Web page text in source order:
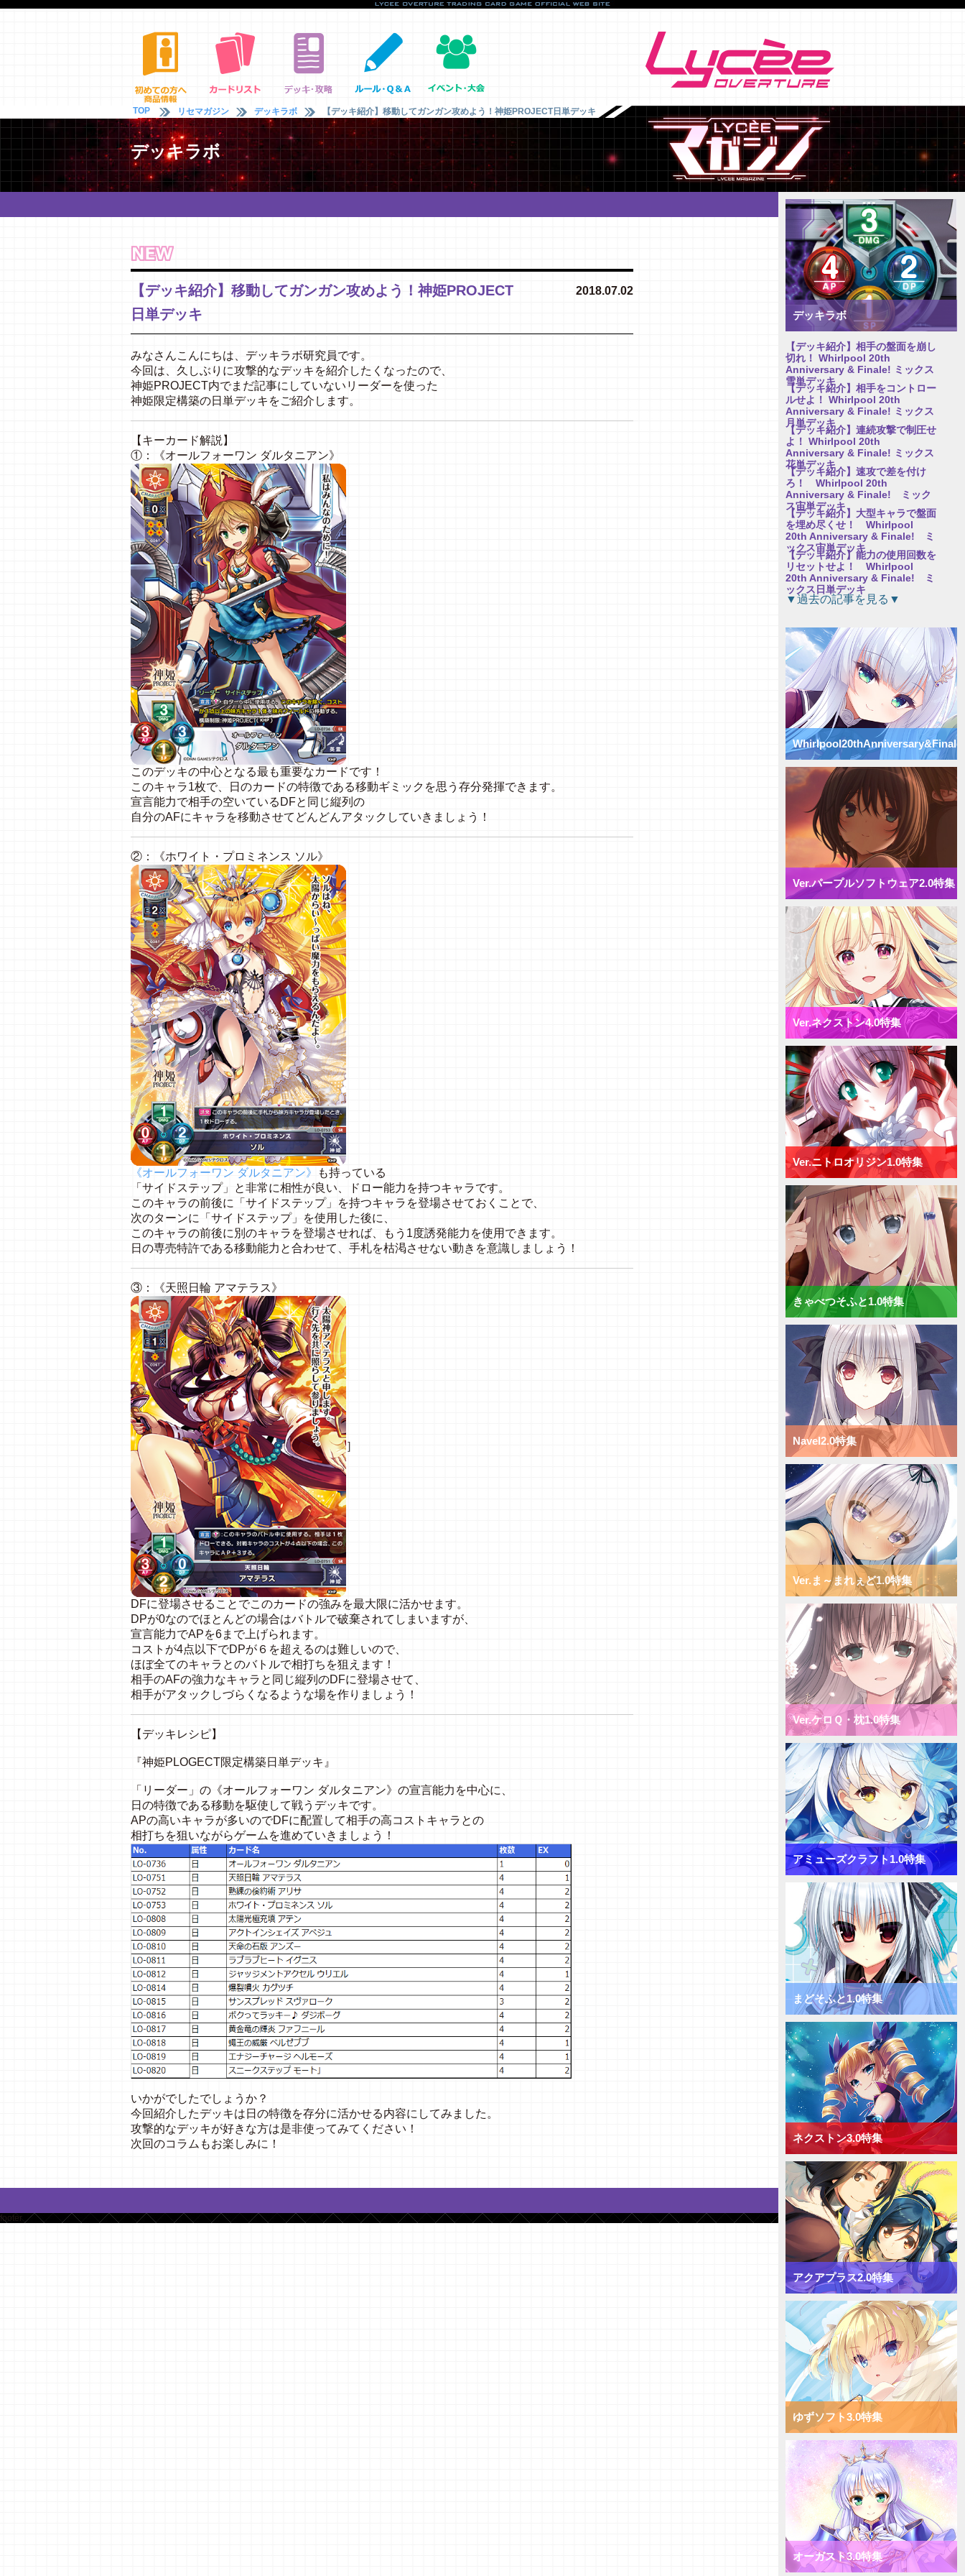
TOP リセマガジン デッキラボ 【デッキ紹介】移動してガンガン攻めよう！神姫PROJECT日単デッキ
デッキラボ
デッキラボ
【デッキ紹介】相手の盤面を崩し
切れ！ Whirlpool 20th
Anniversary & Finale! ミックス
雪単デッキ
【デッキ紹介】相手をコントロー
ルせよ！ Whirlpool 20th
Anniversary & Finale! ミックス
月単デッキ
【デッキ紹介】連続攻撃で制圧せ
よ！ Whirlpool 20th
Anniversary & Finale! ミックス
花単デッキ
【デッキ紹介】速攻で差を付け
ろ！ Whirlpool 20th
Anniversary & Finale! ミック
ス宙単デッキ
【デッキ紹介】大型キャラで盤面
を埋め尽くせ！ Whirlpool
20th Anniversary & Finale! ミ
ックス宙単デッキ
【デッキ紹介】能力の使用回数を
リセットせよ！ Whirlpool
20th Anniversary & Finale! ミ
ックス日単デッキ
【研究員イチオシカード紹介
Vol.76】パープルソフトウェア
【研究員イチオシカード紹介
Vol.75】パープルソフトウェア
2.0【初心者向け】
【研究員イチオシカード紹介
Vol.74】パープルソフトウェア
2.0【初心者向け】
【研究員イチオシカード紹介
Vol.73】パープルソフトウェア
2.0【初心者向け】
【研究員イチオシカード紹介
Vol.72】パープルソフトウェア
2.0【初心者向け】
【デッキ紹介】 様々な除去を駆
使して盤面崩壊！ パープルソフ
トウェア2.0 ミックス雪単デッ
キ
【デッキ紹介】妨害と弱体化で動
きを制限せよ！ パープルソフト
ウェア2.0 ミックス月単デッキ
【デッキ紹介】 エリア多投で全
体強化！ パープルソフトウェア
2.0 ミックス花単デッキ
【デッキ紹介】 アイテム強化で
攻防一体！ パープルソフトウェ
ア2.0 ミックス宙単デッキ
【デッキ紹介】相打ち戦法でガン
ガン攻めろ！ パープルソフトウ
ェア2.0 ミックス日単デッキ
【研究員イチオシカード紹介
Vol.72】ネクストン4.0【初心者
向け】
【研究員イチオシカード紹介
Vol.71】ネクストン4.0【初心者
向け】
【デッキ紹介】AP強化と連続攻
撃で決めろ！ ネクストン4.0 ミ
ックス日単デッキ
【デッキ紹介】手札宣言能力で牽
制せよ！ ネクストン4.0 ミッ
クス宙単デッキ
【デッキ紹介】行動制限と速攻で
勝負を決めろ！ ネクストン
4.0 ミックス花単デッキ
【デッキ紹介】２種類の新エリア
を使い分けろ！ ネクストン4.0
ミックス月単デッキ
【デッキ紹介】[T]能力を活かし
て、バトルを制せ！ ネクストン
4.0 ミックス雪単デッキ
【研究員イチオシカード紹介
Vol.70】ニトロオリジン1.0【初
心者向け】
【研究員イチオシカード紹介
Vol.69】ニトロオリジン1.0【初
心者向け】
【研究員イチオシカード紹介
Vol.68】ニトロオリジン1.0【初
心者向け】
【研究員イチオシカード紹介
Vol.67】ニトロオリジン1.0【初
心者向け】
【研究員イチオシカード紹介
Vol.66】ニトロオリジン1.0【初
心者向け】
【デッキ紹介】小型キャラを全体
強化！ ニトロオリジン1.0 ミッ
クス日単デッキ
【デッキ紹介】超大型キャラで蹂
躙せよ！ ニトロオリジン1.0 ミ
ックス宙単デッキ
【デッキ紹介】サポートと移動で
攻め続けろ！ ニトロオリジン
1.0 ミックス花単デッキ
【デッキ紹介】超大型キャラへコ
ンバート！ ニトロオリジン1.0
ミックス月単デッキ
【デッキ紹介】盤面一掃で隙を突
け！ ニトロオリジン1.0 ミック
ス雪単デッキ
【初心者向けVol.38】「ターンリ
カバリー」「プリンシパル」「サ
プライズ」について
【初心者向けVol.37】「おうちで
リセ」をやってみよう！
【研究員イチオシカード紹介
Vol.65】きゃべつそふと1.0【初
心者向け】
【研究員イチオシカード紹介
Vol.64】きゃべつそふと1.0【初
心者向け】
【研究員イチオシカード紹介
Vol.63】きゃべつそふと1.0【初
心者向け】
【デッキ紹介】コスト大量発生！
きゃべつそふと1.0 ミックス日
単デッキ
【デッキ紹介】フィールド全体を
チャージ！ きゃべつそふと1.0
ミックス宙単デッキ
【デッキ紹介】サポートでDP上
昇！ きゃべつそふと1.0 ミック
ス花単デッキ
【デッキ紹介】相手の手札を減ら
して制圧！ きゃべつそふと1.0
ミックス月単デッキ
【デッキ紹介】能力値上昇と破棄
でフィールド圧倒！ きゃべつそ
ふと1.0 ミックス雪単デッキ
【デッキ紹介】ドローするかAP
強化か！ Navel2.0 ミックス日
単デッキ
【デッキ紹介】大型キャラを全体
強化！ Navel2.0 ミックス宙単
デッキ
【デッキ紹介】[手札宣言能力]を
連発！ Navel2.0 ミックス花単
デッキ
【デッキ紹介】対応して押し切
れ！ Navel2.0 ミックス月単デ
ッキ
【デッキ紹介】[T]能力を使い倒
してコントロール！ Navel2.0
ミックス雪単デッキ
【デッキ紹介】AP強化で速攻勝
負！ ま～まれぇど1.0 ミックス
日単デッキ
【デッキ紹介】大量コストで圧
倒！ ま～まれぇど1.0 ミックス
宙単デッキ
【デッキ紹介】能力値強化で一点
突破！ ま～まれぇど1.0 ミック
ス花単デッキ
【デッキ紹介】エリアの大量配置
で能力値操作！ ま～まれぇど
1.0 ミックス月単デッキ
【デッキ紹介】相手のキャラを破
棄して強化！ ま～まれぇど1.0
ミックス雪単デッキ
【初心者向けVol.36】それぞれの
カード種類についてご紹介！
▼過去の記事を見る▼
Whirlpool20thAnniversary&Finale!
特集
Ver.パープルソフトウェア2.0特集
Ver.ネクストン4.0特集
Ver.ニトロオリジン1.0特集
きゃべつそふと1.0特集
Navel2.0特集
Ver.ま～まれぇど1.0特集
Ver.ケロＱ・枕1.0特集
アミューズクラフト1.0特集
まどそふと1.0特集
ネクストン3.0特集
アクアプラス2.0特集
ゆずソフト3.0特集
オーガスト3.0特集
【デッキ紹介】移動してガンガン攻めよう！神姫PROJECT
日単デッキ
2018.07.02
みなさんこんにちは、デッキラボ研究員です。
今回は、久しぶりに攻撃的なデッキを紹介したくなったので、
神姫PROJECT内でまだ記事にしていないリーダーを使った
神姫限定構築の日単デッキをご紹介します。
【キーカード解説】
①：《オールフォーワン ダルタニアン》
このデッキの中心となる最も重要なカードです！
このキャラ1枚で、日のカードの特徴である移動ギミックを思う存分発揮できます。
宣言能力で相手の空いているDFと同じ縦列の
自分のAFにキャラを移動させてどんどんアタックしていきましょう！
②：《ホワイト・プロミネンス ソル》
《オールフォーワン ダルタニアン》
も持っている
「サイドステップ」と非常に相性が良い、ドロー能力を持つキャラです。
このキャラの前後に「サイドステップ」を持つキャラを登場させておくことで、
次のターンに「サイドステップ」を使用した後に、
このキャラの前後に別のキャラを登場させれば、もう1度誘発能力を使用できます。
日の専売特許である移動能力と合わせて、手札を枯渇させない動きを意識しましょう！
③：《天照日輪 アマテラス》
］
DFに登場させることでこのカードの強みを最大限に活かせます。
DPが0なのでほとんどの場合はバトルで破棄されてしまいますが、
宣言能力でAPを6まで上げられます。
コストが4点以下でDPが６を超えるのは難しいので、
ほぼ全てのキャラとのバトルで相打ちを狙えます！
相手のAFの強力なキャラと同じ縦列のDFに登場させて、
相手がアタックしづらくなるような場を作りましょう！
【デッキレシピ】
『神姫PLOGECT限定構築日単デッキ』
「リーダー」の《オールフォーワン ダルタニアン》の宣言能力を中心に、
日の特徴である移動を駆使して戦うデッキです。
APの高いキャラが多いのでDFに配置して相手の高コストキャラとの
相打ちを狙いながらゲームを進めていきましょう！
いかがでしたでしょうか？
今回紹介したデッキは日の特徴を存分に活かせる内容にしてみました。
攻撃的なデッキが好きな方は是非使ってみてください！
次回のコラムもお楽しみに！
footer